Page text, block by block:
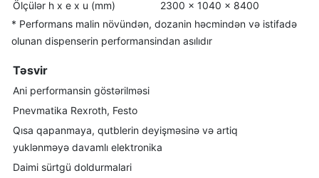
Ölçülər h x e x u (mm)
2300 x 1040 x 8400
* Performans malin növündən, dozanin həcmindən və istifadə
olunan dispenserin performansindan asılıdır
Təsvir
Ani performansin göstərilməsi
Pnevmatika Rexroth, Festo
Qısa qapanmaya, qutblerin deyişməsinə və artiq
yuklənməyə davamlı elektronika
Daimi sürtgü doldurmalari